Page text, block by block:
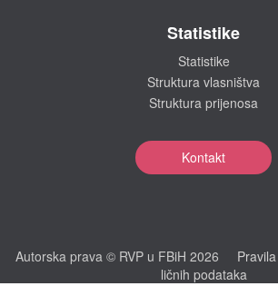
Statistike
Statistike
Struktura vlasništva
Struktura prijenosa
Kontakt
Autorska prava © RVP u FBiH 2026
ličnih podataka